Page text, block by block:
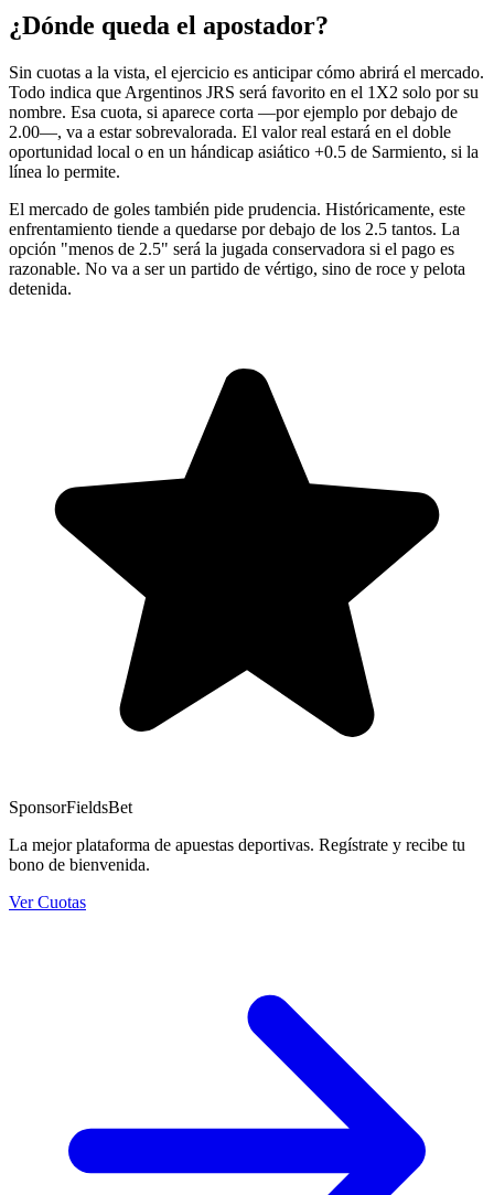
¿Dónde queda el apostador?
Sin cuotas a la vista, el ejercicio es anticipar cómo abrirá el mercado.
Todo indica que Argentinos JRS será favorito en el 1X2 solo por su
nombre. Esa cuota, si aparece corta —por ejemplo por debajo de
2.00—, va a estar sobrevalorada. El valor real estará en el doble
oportunidad local o en un hándicap asiático +0.5 de Sarmiento, si la
línea lo permite.
El mercado de goles también pide prudencia. Históricamente, este
enfrentamiento tiende a quedarse por debajo de los 2.5 tantos. La
opción "menos de 2.5" será la jugada conservadora si el pago es
razonable. No va a ser un partido de vértigo, sino de roce y pelota
detenida.
SponsorFieldsBet
La mejor plataforma de apuestas deportivas. Regístrate y recibe tu
bono de bienvenida.
Ver Cuotas